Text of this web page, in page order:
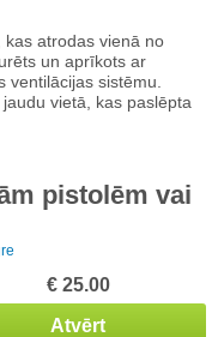
kas atrodas vienā no
un aprīkots ar
sistēmu.
vietā, kas paslēpta
pistolēm vai
€ 25.00
Atvērt